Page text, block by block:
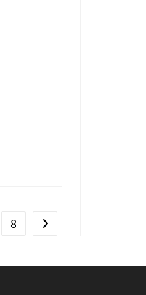
8 Aller à la page suivante